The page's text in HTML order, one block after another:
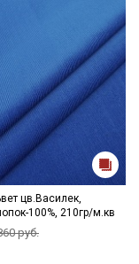
цв.Василек,
100%, 210гр/м.кв
руб.
и